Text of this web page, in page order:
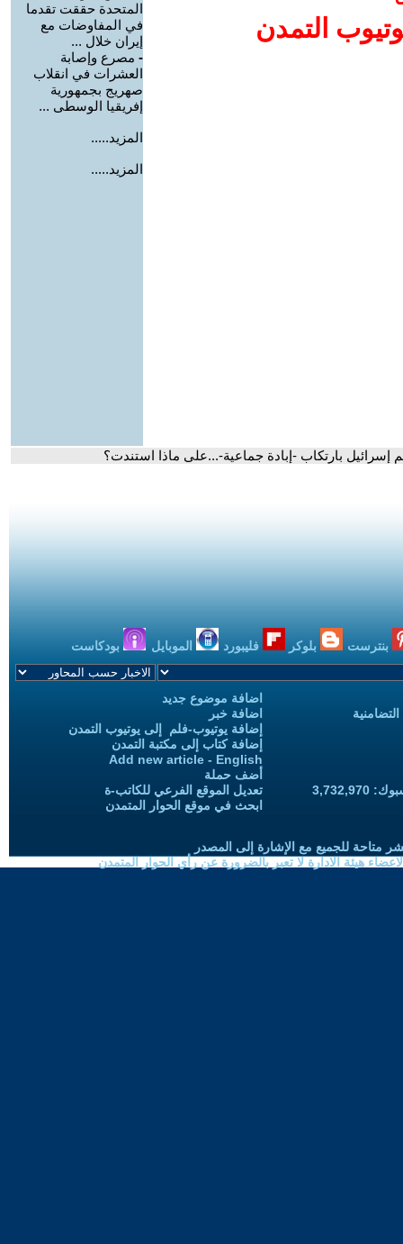
التمدن
المتحدة حققت تقدما
في المفاوضات مع
إيران خلال ...
- مصرع وإصابة
العشرات في انقلاب
صهريج بجمهورية
إفريقيا الوسطى ...
المزيد.....
المزيد.....
إسرائيل بارتكاب -إبادة جماعية-...على ماذا استندت؟
بنترست بلوكر فليبورد الموبايل بودكاست
اضافة موضوع جديد
اضافة خبر
إضافة يوتيوب-فلم إلى يوتيوب التمدن
إضافة كتاب إلى مكتبة التمدن
Add new article - English
أضف حملة
تعديل الموقع الفرعي للكاتب-ة
ابحث في موقع الحوار المتمدن
متاحة للجميع مع الإشارة إلى المصدر
هيئة الادارة لا تعبر بالضرورة عن رأي الحوار المتمدن